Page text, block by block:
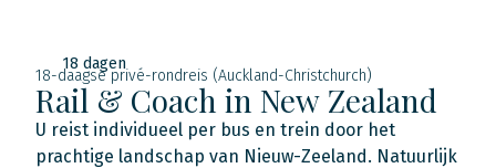
18 dagen
18-daagse privé-rondreis (Auckland-Christchurch)
Rail & Coach in New Zealand
U reist individueel per bus en trein door het
prachtige landschap van Nieuw-Zeeland. Natuurlijk